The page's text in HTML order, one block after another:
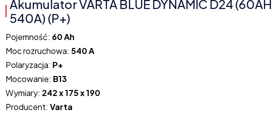
Akumulator VARTA BLUE DYNAMIC D24 (60AH
540A) (P+)
Pojemność: 60 Ah
Moc rozruchowa: 540 A
Polaryzacja: P+
Mocowanie: B13
Wymiary: 242 x 175 x 190
Producent:Varta